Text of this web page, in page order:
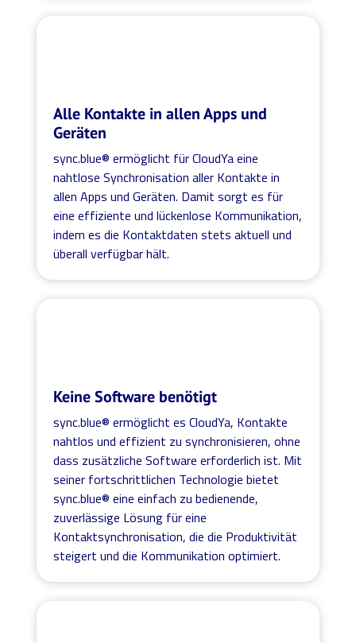
Alle Kontakte in allen Apps und
Geräten
sync.blue® ermöglicht für CloudYa eine
nahtlose Synchronisation aller Kontakte in
allen Apps und Geräten. Damit sorgt es für
eine effiziente und lückenlose Kommunikation,
indem es die Kontaktdaten stets aktuell und
überall verfügbar hält.
Keine Software benötigt
sync.blue® ermöglicht es CloudYa, Kontakte
nahtlos und effizient zu synchronisieren, ohne
dass zusätzliche Software erforderlich ist. Mit
seiner fortschrittlichen Technologie bietet
sync.blue® eine einfach zu bedienende,
zuverlässige Lösung für eine
Kontaktsynchronisation, die die Produktivität
steigert und die Kommunikation optimiert.